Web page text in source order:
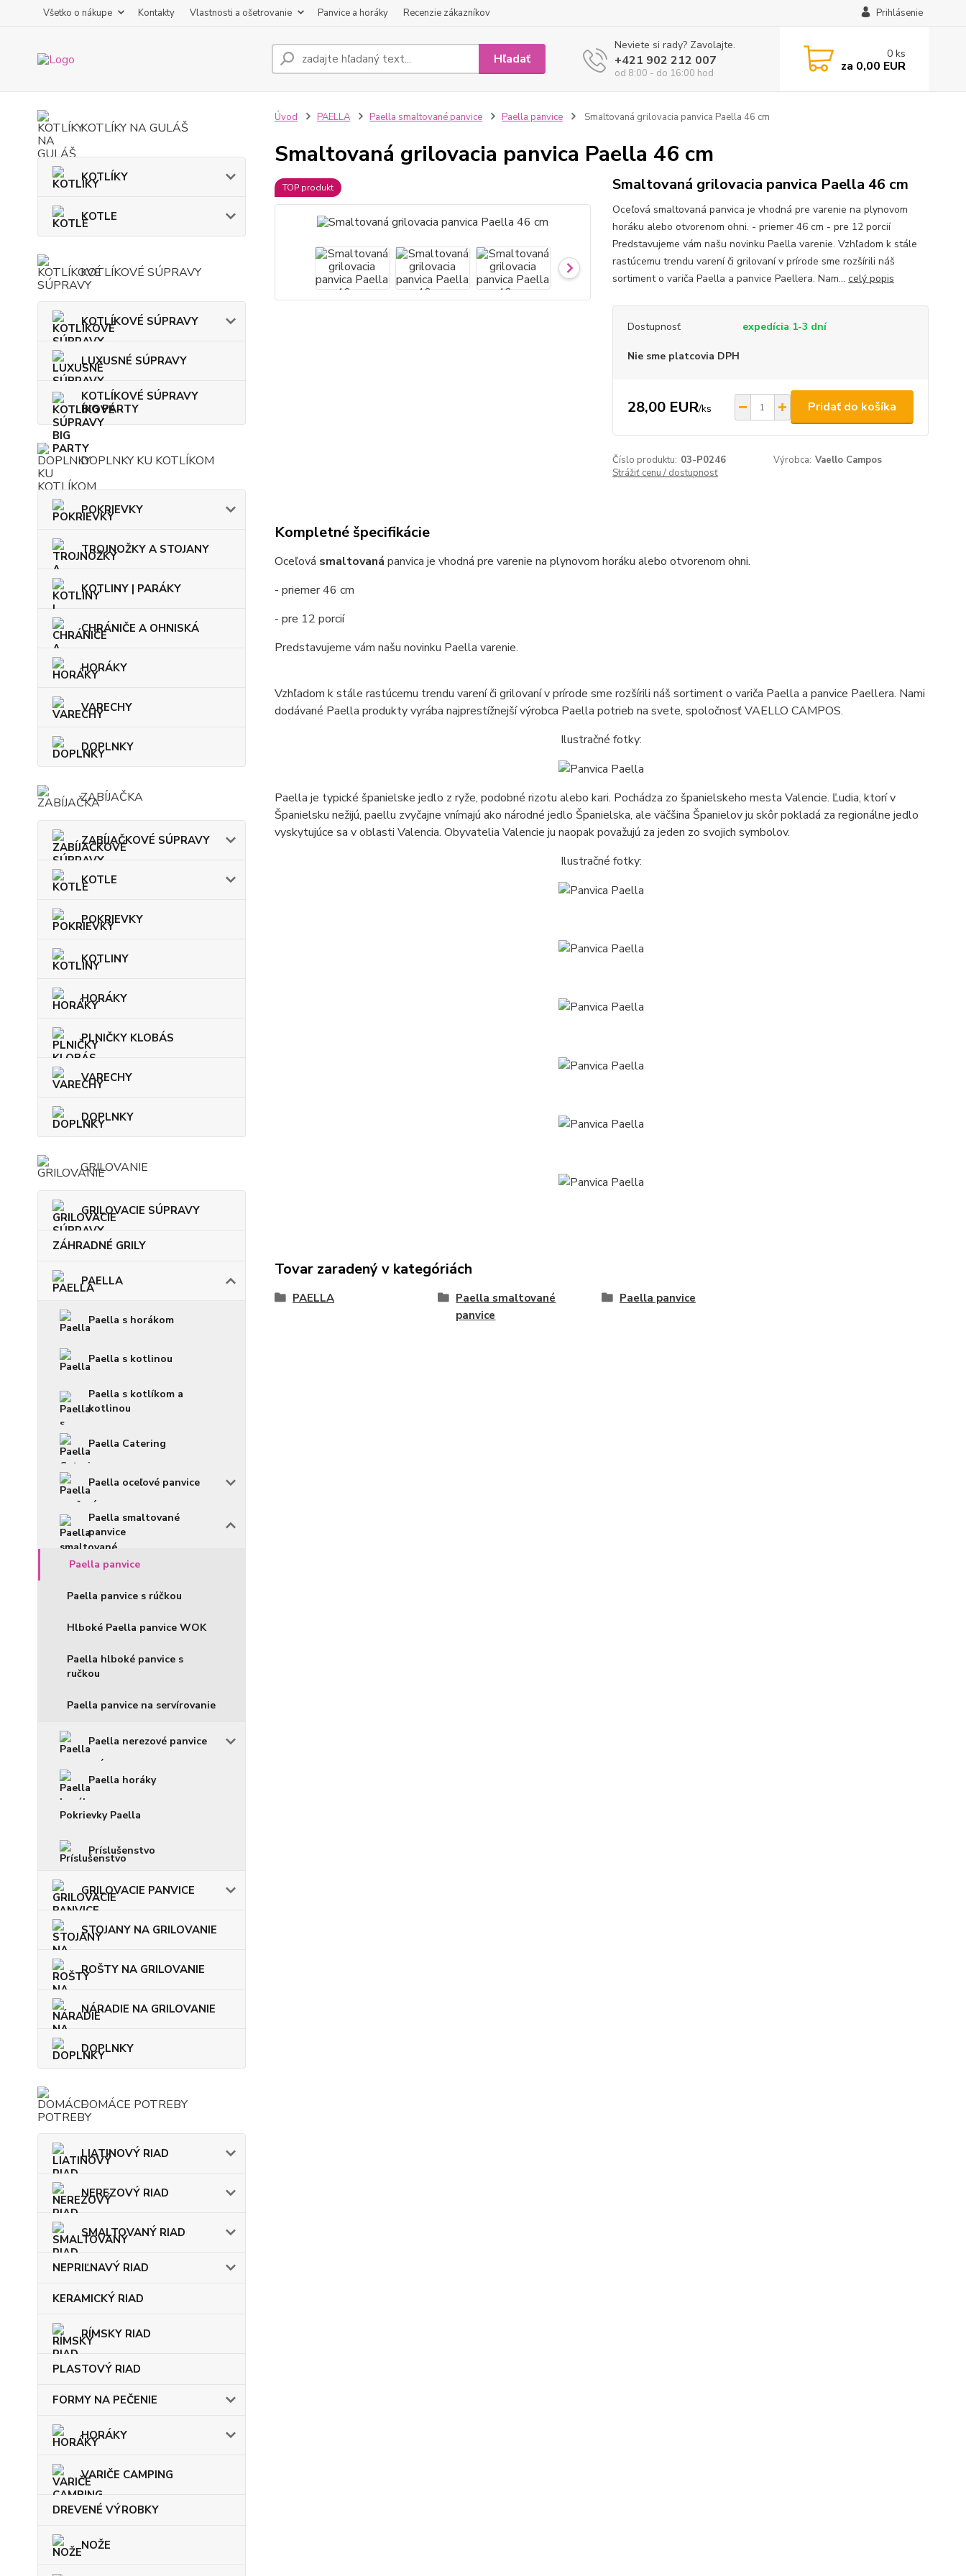
Všetko o nákupe Kontakty Vlastnosti a ošetrovanie Panvice a horáky Recenzie zákazníkov Prihlásenie
Hľadať
Neviete si rady? Zavolajte.
+421 902 212 007
od 8:00 - do 16:00 hod
0 ks
za 0,00 EUR
KOTLÍKY NA GULÁŠ
KOTLÍKY
KOTLE
KOTLÍKOVÉ SÚPRAVY
KOTLÍKOVÉ SÚPRAVY
LUXUSNÉ SÚPRAVY
KOTLÍKOVÉ SÚPRAVY
BIG PARTY
DOPLNKY KU KOTLÍKOM
POKRIEVKY
TROJNOŽKY A STOJANY
KOTLINY | PARÁKY
CHRÁNIČE A OHNISKÁ
HORÁKY
VARECHY
DOPLNKY
ZABÍJAČKA
ZABÍJAČKOVÉ SÚPRAVY
KOTLE
POKRIEVKY
KOTLINY
HORÁKY
PLNIČKY KLOBÁS
VARECHY
DOPLNKY
GRILOVANIE
GRILOVACIE SÚPRAVY
ZÁHRADNÉ GRILY
PAELLA
Paella s horákom
Paella s kotlinou
Paella s kotlíkom a
kotlinou
Paella Catering
Paella oceľové panvice
Paella smaltované
panvice
Paella panvice
Paella panvice s rúčkou
Hlboké Paella panvice WOK
Paella hlboké panvice s
ručkou
Paella panvice na servírovanie
Paella nerezové panvice
Paella horáky
Pokrievky Paella
Príslušenstvo
GRILOVACIE PANVICE
STOJANY NA GRILOVANIE
ROŠTY NA GRILOVANIE
NÁRADIE NA GRILOVANIE
DOPLNKY
DOMÁCE POTREBY
LIATINOVÝ RIAD
NEREZOVÝ RIAD
SMALTOVANÝ RIAD
NEPRIĽNAVÝ RIAD
KERAMICKÝ RIAD
RÍMSKY RIAD
PLASTOVÝ RIAD
FORMY NA PEČENIE
HORÁKY
VARIČE CAMPING
DREVENÉ VÝROBKY
NOŽE
Úvod PAELLA Paella smaltované panvice Paella panvice Smaltovaná grilovacia panvica Paella 46 cm
Smaltovaná grilovacia panvica Paella 46 cm
TOP produkt Smaltovaná grilovacia panvica Paella 46 cm
Oceľová smaltovaná panvica je vhodná pre varenie na plynovom
horáku alebo otvorenom ohni. - priemer 46 cm - pre 12 porcií
Predstavujeme vám našu novinku Paella varenie. Vzhľadom k stále
rastúcemu trendu varení či grilovaní v prírode sme rozšírili náš
sortiment o variča Paella a panvice Paellera. Nam... celý popis
Dostupnosť expedícia 1-3 dní
Nie sme platcovia DPH
28,00 EUR/ks Pridať do košíka
Číslo produktu: 03-P0246 Výrobca: Vaello Campos
Strážiť cenu / dostupnosť
Kompletné špecifikácie
Oceľová smaltovaná panvica je vhodná pre varenie na plynovom horáku alebo otvorenom ohni.
- priemer 46 cm
- pre 12 porcií
Predstavujeme vám našu novinku Paella varenie.
Vzhľadom k stále rastúcemu trendu varení či grilovaní v prírode sme rozšírili náš sortiment o variča Paella a panvice Paellera. Nami
dodávané Paella produkty vyrába najprestížnejší výrobca Paella potrieb na svete, spoločnosť VAELLO CAMPOS.
Ilustračné fotky:
Paella je typické španielske jedlo z ryže, podobné rizotu alebo kari. Pochádza zo španielskeho mesta Valencie. Ľudia, ktorí v
Španielsku nežijú, paellu zvyčajne vnímajú ako národné jedlo Španielska, ale väčšina Španielov ju skôr pokladá za regionálne jedlo
vyskytujúce sa v oblasti Valencia. Obyvatelia Valencie ju naopak považujú za jeden zo svojich symbolov.
Ilustračné fotky:
Tovar zaradený v kategóriách
PAELLA
Paella smaltované
panvice
Paella panvice